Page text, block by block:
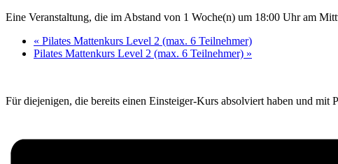
Eine Veranstaltung, die im Abstand von 1 Woche(n) um 18:00 Uhr am
« Pilates Mattenkurs Level 2 (max. 6 Teilnehmer)
Pilates Mattenkurs Level 2 (max. 6 Teilnehmer) »
Für diejenigen, die bereits einen Einsteiger-Kurs absolviert haben und mit